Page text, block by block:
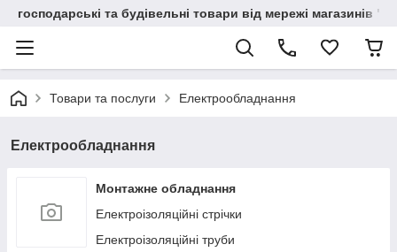
господарські та будівельні товари від мережі магазинів
Товари та послуги Електрообладнання
Електрообладнання
Монтажне обладнання
Електроізоляційні стрічки
Електроізоляційні труби